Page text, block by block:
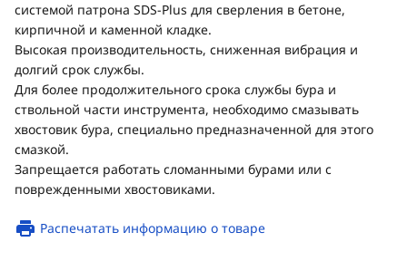
системой патрона SDS-Plus для сверления в бетоне,
кирпичной и каменной кладке.
Высокая производительность, сниженная вибрация и
долгий срок службы.
Для более продолжительного срока службы бура и
ствольной части инструмента, необходимо смазывать
хвостовик бура, специально предназначенной для этого
смазкой.
Запрещается работать сломанными бурами или с
поврежденными хвостовиками.
Распечатать информацию о товаре